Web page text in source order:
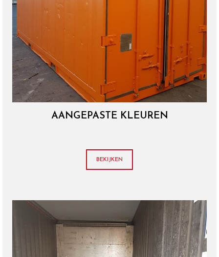
AANGEPASTE KLEUREN
BEKIJKEN